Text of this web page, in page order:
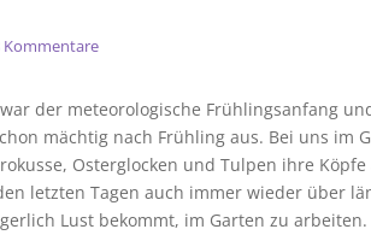
Kommentare
der meteorologische Frühlingsanfang
mächtig nach Frühling aus. Bei uns im
Osterglocken und Tulpen ihre Köpfe
letzten Tagen auch immer wieder über
Lust bekommt, im Garten zu